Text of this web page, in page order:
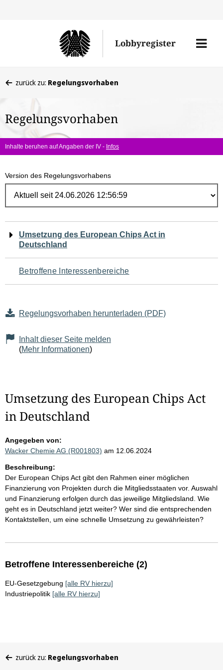
Lobbyregister
Menü
befinden
hier:
zurück zu: Regelungsvorhaben
Regelungsvorhaben
Inhalte beruhen auf Angaben der IV - Infos
Version des Regelungsvorhabens
Navigation
für
den
Umsetzung des European Chips Act in
Deutschland
Betroffene Interessenbereiche
Regelungsvorhaben herunterladen (PDF)
Inhalt dieser Seite melden
(Mehr Informationen)
Umsetzung des European Chips Act
in Deutschland
Angegeben von:
Wacker Chemie AG (R001803) am 12.06.2024
Beschreibung:
Der European Chips Act gibt den Rahmen einer möglichen
Finanzierung von Projekten durch die Mitgliedsstaaten vor. Auswahl
und Finanzierung erfolgen durch das jeweilige Mitgliedsland. Wie
geht es in Deutschland jetzt weiter? Wer sind die entsprechenden
Kontaktstellen, um eine schnelle Umsetzung zu gewährleisten?
Betroffene Interessenbereiche (2)
EU-Gesetzgebung [alle RV hierzu]
Industriepolitik [alle RV hierzu]
befinden
zurück zu: Regelungsvorhaben